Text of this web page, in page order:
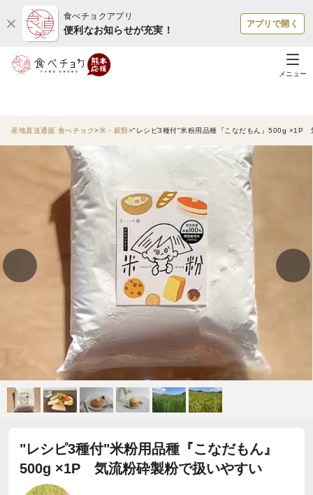
食べチョクアプリ
便利なお知らせが充実！
アプリで開く
メニュー
産地直送通販 食べチョク 米・穀類 "レシピ3種付"米粉用品種『こなだもん』500g ×1P
"レシピ3種付"米粉用品種『こなだもん』
500g ×1P 気流粉砕製粉で扱いやすい